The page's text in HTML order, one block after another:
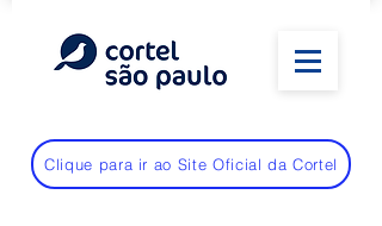
Clique para ir ao Site Oficial da Cortel